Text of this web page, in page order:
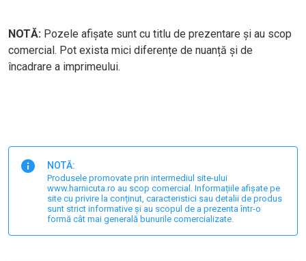
NOTĂ: Pozele afișate sunt cu titlu de prezentare și au scop
comercial. Pot exista mici diferențe de nuanță și de
încadrare a imprimeului.
NOTĂ:
Produsele promovate prin intermediul site-ului
www.harnicuta.ro au scop comercial. Informațiile afișate pe
site cu privire la conținut, caracteristici sau detalii de produs
sunt strict informative și au scopul de a prezenta într-o
formă cât mai generală bunurile comercializate.